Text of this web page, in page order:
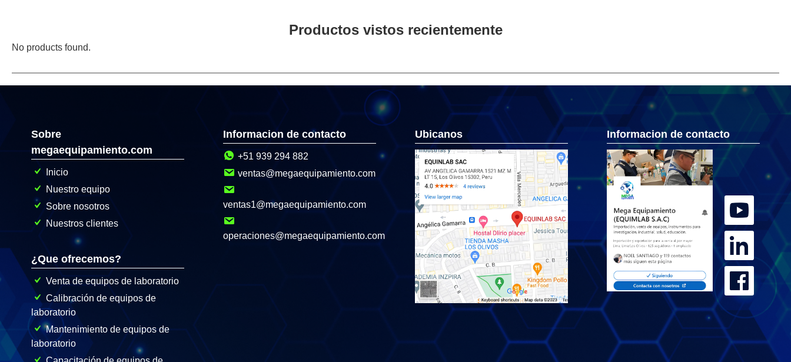
Productos vistos recientemente
No products found.
Sobre
megaequipamiento.com
Inicio
Nuestro equipo
Sobre nosotros
Nuestros clientes
¿Que ofrecemos?
Venta de equipos de laboratorio
Calibración de equipos de
laboratorio
Mantenimiento de equipos de
laboratorio
Informacion de contacto
+51 939 294 882
ventas@megaequipamiento.com
ventas1@megaequipamiento.com
operaciones@megaequipamiento.com
Ubicanos Informacion de contacto